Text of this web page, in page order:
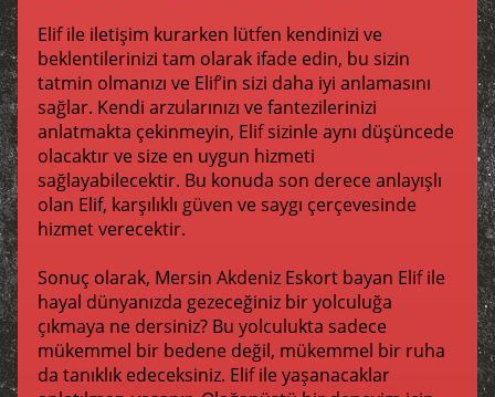
Elif ile iletişim kurarken lütfen kendinizi ve
beklentilerinizi tam olarak ifade edin, bu sizin
tatmin olmanızı ve Elif’in sizi daha iyi anlamasını
sağlar. Kendi arzularınızı ve fantezilerinizi
anlatmakta çekinmeyin, Elif sizinle aynı düşüncede
olacaktır ve size en uygun hizmeti
sağlayabilecektir. Bu konuda son derece anlayışlı
olan Elif, karşılıklı güven ve saygı çerçevesinde
hizmet verecektir.
Sonuç olarak, Mersin Akdeniz Eskort bayan Elif ile
hayal dünyanızda gezeceğiniz bir yolculuğa
çıkmaya ne dersiniz? Bu yolculukta sadece
mükemmel bir bedene değil, mükemmel bir ruha
da tanıklık edeceksiniz. Elif ile yaşanacaklar